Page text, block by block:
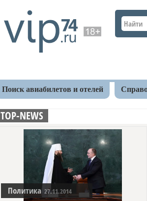
Поиск авиабилетов и отелей
TOP-NEWS
Политика 27.11.2014